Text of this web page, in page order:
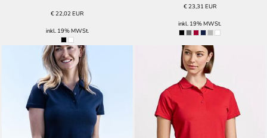
€22,02EUR
inkl. 19% MWSt.
€23,31 EUR
inkl. 19% MWSt.